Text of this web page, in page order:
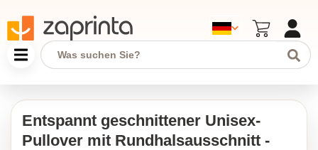
Entspannt geschnittener Unisex-
Pullover mit Rundhalsausschnitt -